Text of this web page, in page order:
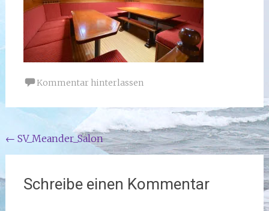
Kommentar hinterlassen
Beitragsnavigation
← SV_Meander_Salon
Schreibe einen Kommentar